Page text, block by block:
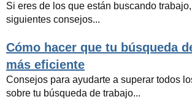
Si eres de los que están buscando
siguientes consejos...
Cómo hacer que tu búsqueda
más eficiente
Consejos para ayudarte a superar todos
sobre tu búsqueda de trabajo...